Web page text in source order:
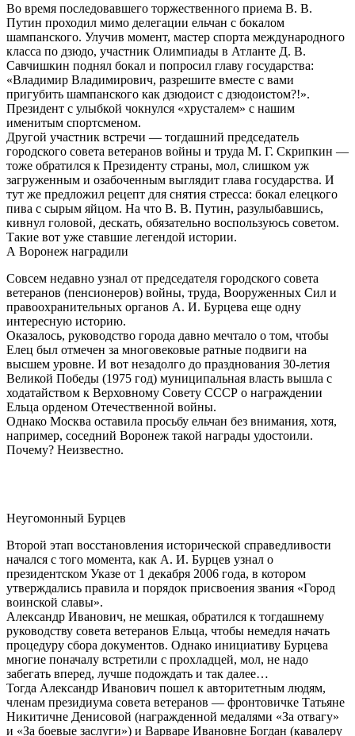
Во время последовавшего торжест­венного приема В. В.
Путин проходил мимо делегации ельчан с бокалом
шампанского. Улучив момент, мастер спорта международного
класса по дзюдо, участник Олимпиады в Атланте Д. В.
Савчишкин поднял бокал и попросил главу государства:
«Владимир Владимирович, разрешите вместе с вами
пригубить шампанского как дзюдоист с дзюдоистом?!».
Президент с улыбкой чокнулся «хрусталем» с нашим
именитым спортсменом.
Другой участник встречи — тогдашний председатель
городского совета ветеранов войны и труда М. Г. Скрипкин —
тоже обратился к Президенту страны, мол, слишком уж
загруженным и озабоченным выглядит глава государства. И
тут же предложил рецепт для снятия стресса: бокал елецкого
пива с сырым яйцом. На что В. В. Путин, разулыбавшись,
кивнул головой, дескать, обязательно воспользуюсь советом.
Такие вот уже ставшие легендой истории.
А Воронеж наградили
Совсем недавно узнал от председателя городского совета
ветеранов (пенсионеров) войны, труда, Вооруженных Сил и
правоохранительных органов А. И. Бурцева еще одну
интересную историю.
Оказалось, руководство города давно мечтало о том, чтобы
Елец был отмечен за многовековые ратные подвиги на
высшем уровне. И вот незадолго до празднования 30-летия
Великой Победы (1975 год) муниципальная власть вышла с
ходатайством к Верховному Совету СССР о награждении
Ельца орденом Отечественной войны.
Однако Москва оставила просьбу ельчан без внимания, хотя,
например, соседний Воронеж такой награды удостоили.
Почему? Неизвестно.
Неугомонный Бурцев
Второй этап восстановления исторической справедливости
начался с того момента, как А. И. Бурцев узнал о
президентском Указе от 1 декабря 2006 года, в котором
утверждались правила и порядок присвоения звания «Город
воинской славы».
Александр Иванович, не мешкая, обратился к тогдашнему
руководству совета ветеранов Ельца, чтобы немедля начать
процедуру сбора документов. Однако инициативу Бурцева
многие поначалу встретили с прохладцей, мол, не надо
забегать вперед, лучше подождать и так далее…
Тогда Александр Иванович пошел к авторитетным людям,
членам президиума совета ветеранов — фронтовичке Татьяне
Никитичне Денисовой (награжденной медалями «За отвагу»
и «За боевые заслуги») и Варваре Ивановне Богдан (кавалеру